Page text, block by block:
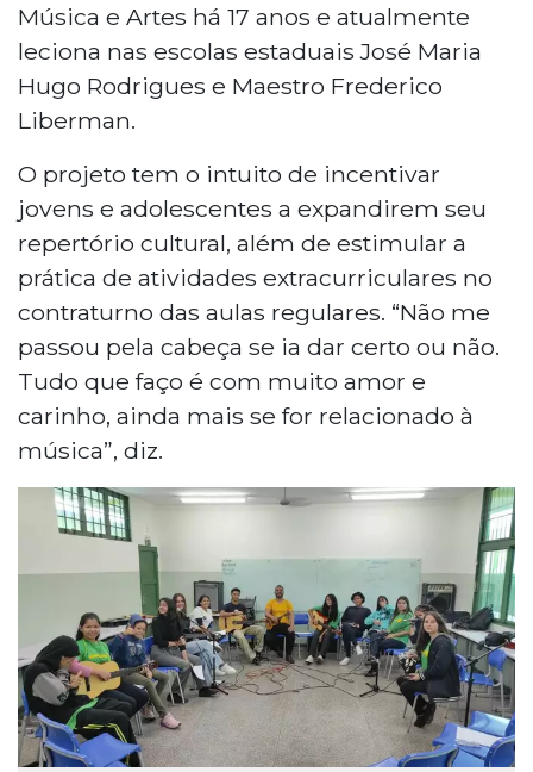
Música e Artes há 17 anos e atualmente
leciona nas escolas estaduais José Maria
Hugo Rodrigues e Maestro Frederico
Liberman.
O projeto tem o intuito de incentivar
jovens e adolescentes a expandirem seu
repertório cultural, além de estimular a
prática de atividades extracurriculares no
contraturno das aulas regulares. “Não me
passou pela cabeça se ia dar certo ou não.
Tudo que faço é com muito amor e
carinho, ainda mais se for relacionado à
música”, diz.